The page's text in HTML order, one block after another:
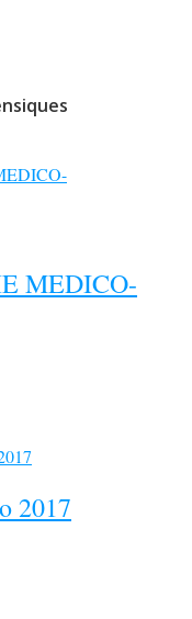
MEDICO-
2017